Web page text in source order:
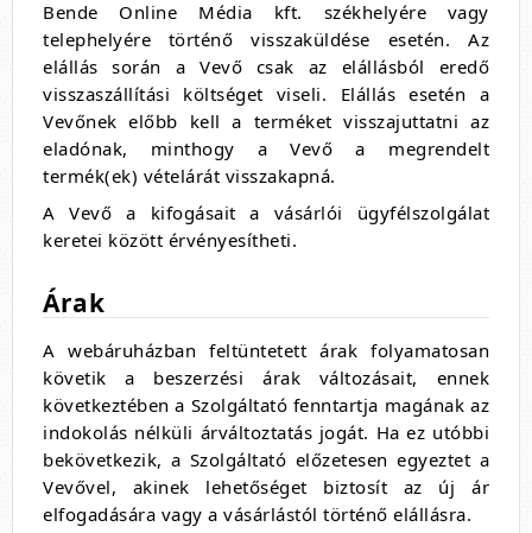
Bende Online Média kft. székhelyére vagy
telephelyére történő visszaküldése esetén. Az
elállás során a Vevő csak az elállásból eredő
visszaszállítási költséget viseli. Elállás esetén a
Vevőnek előbb kell a terméket visszajuttatni az
eladónak, minthogy a Vevő a megrendelt
termék(ek) vételárát visszakapná.
A Vevő a kifogásait a vásárlói ügyfélszolgálat
keretei között érvényesítheti.
Árak
A webáruházban feltüntetett árak folyamatosan
követik a beszerzési árak változásait, ennek
következtében a Szolgáltató fenntartja magának az
indokolás nélküli árváltoztatás jogát. Ha ez utóbbi
bekövetkezik, a Szolgáltató előzetesen egyeztet a
Vevővel, akinek lehetőséget biztosít az új ár
elfogadására vagy a vásárlástól történő elállásra.